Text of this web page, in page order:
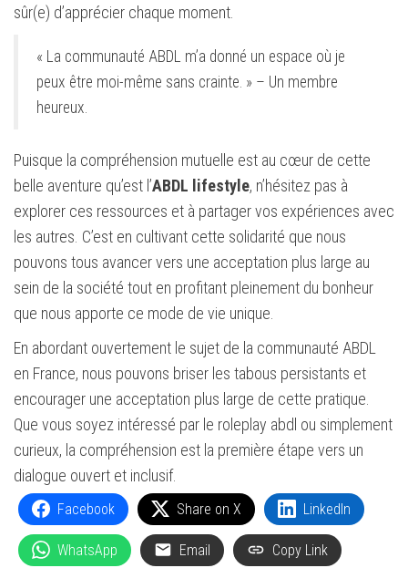
sûr(e) d’apprécier chaque moment.
« La communauté ABDL m’a donné un espace où je
peux être moi-même sans crainte. » – Un membre
heureux.
Puisque la compréhension mutuelle est au cœur de cette
belle aventure qu’est l’ABDL lifestyle, n’hésitez pas à
explorer ces ressources et à partager vos expériences avec
les autres. C’est en cultivant cette solidarité que nous
pouvons tous avancer vers une acceptation plus large au
sein de la société tout en profitant pleinement du bonheur
que nous apporte ce mode de vie unique.
En abordant ouvertement le sujet de la communauté ABDL
en France, nous pouvons briser les tabous persistants et
encourager une acceptation plus large de cette pratique.
Que vous soyez intéressé par le roleplay abdl ou simplement
curieux, la compréhension est la première étape vers un
dialogue ouvert et inclusif.
Facebook Share on X LinkedIn
WhatsApp Email Copy Link